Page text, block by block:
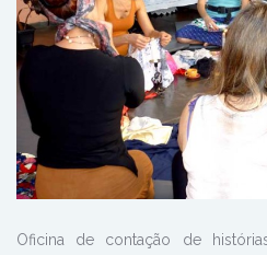
Oficina de contação de